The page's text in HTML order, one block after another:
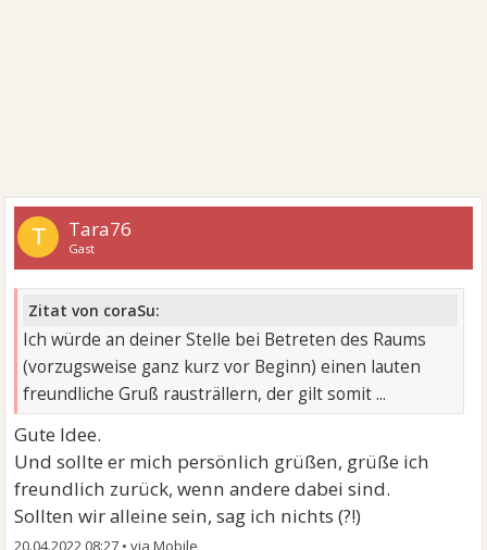
T Tara76
Gast
Zitat von coraSu:
Ich würde an deiner Stelle bei Betreten des Raums
(vorzugsweise ganz kurz vor Beginn) einen lauten
freundliche Gruß rausträllern, der gilt somit ...
Gute Idee.
Und sollte er mich persönlich grüßen, grüße ich
freundlich zurück, wenn andere dabei sind.
Sollten wir alleine sein, sag ich nichts (?!)
20.04.2022 08:27 •